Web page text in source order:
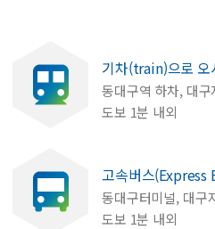
기차(train)으로 오
동대구역 하차, 대
도보 1분 내외
고속버스(Express
동대구터미널, 대구
도보 1분 내외